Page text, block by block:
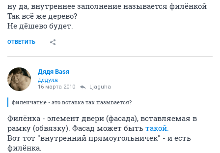
ну да, внутреннее заполнение называется филёнкой
Так всё же дерево?
Не дёшево будет.
ОТВЕТИТЬ
Дядя Ваsя
Дедуля
16 марта 2010 Ljaguha
филенчатые - это вставка так называется?
Филёнка - элемент двери (фасада), вставляемая в
рамку (обвязку). Фасад может быть такой.
Вот тот "внутренний прямоугольничек" - и есть
филёнка.